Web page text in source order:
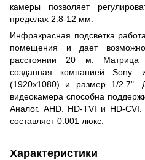
камеры позволяет
пределах 2.8-12 мм.
Инфракрасная подсветка
помещения и дает
расстоянии 20 м. Матрица
созданная компанией
(1920х1080) и размер 1/2.7".
видеокамера способна
Аналог. AHD. HD-TVI и HD-CVI.
составляет 0.001 люкс.
Характеристики